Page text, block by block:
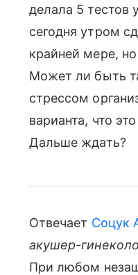
делала 5
сегодня утром
крайней мере,
Может ли быть
стрессом
варианта, что
Дальше ждать?
Отвечает Соцук
акушер-
При любом